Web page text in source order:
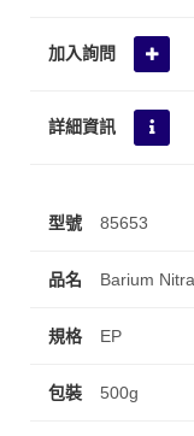
85653
Barium
EP
500g